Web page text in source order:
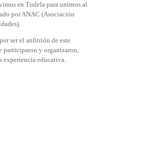
en Tudela para unirnos al
por ANAC (Asociación
ser el anfitrión de este
participaron y organizaron,
experiencia educativa.